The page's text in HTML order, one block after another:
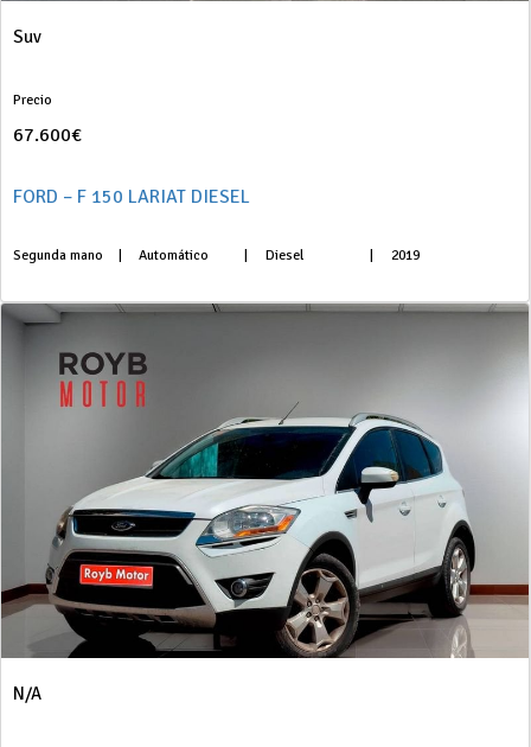
Suv
Precio
67.600€
FORD – F 150 LARIAT DIESEL
Segunda mano Automático Diesel 2019
N/A